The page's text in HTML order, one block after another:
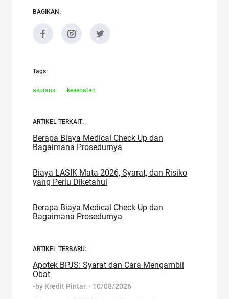
BAGIKAN:
Tags:
asuransi kesehatan
ARTIKEL TERKAIT:
Berapa Biaya Medical Check Up dan
Bagaimana Prosedurnya
Biaya LASIK Mata 2026, Syarat, dan Risiko
yang Perlu Diketahui
Berapa Biaya Medical Check Up dan
Bagaimana Prosedurnya
ARTIKEL TERBARU:
Apotek BPJS: Syarat dan Cara Mengambil
Obat
-by Kredit Pintar. · 10/08/2026